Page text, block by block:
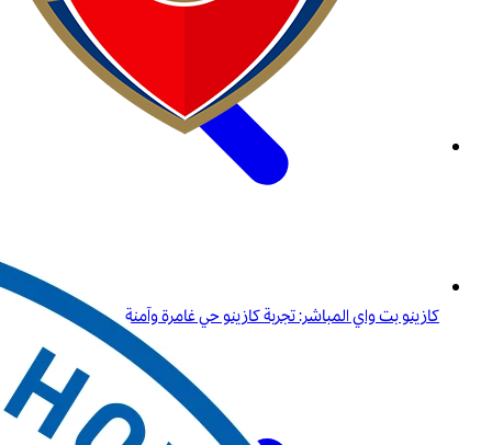
كازينو بت واي المباشر: تجربة كازينو حي غامرة وآمنة